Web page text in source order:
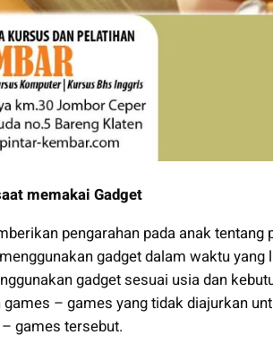
memakai Gadget
pengarahan pada anak tentang
gadget dalam waktu
gadget sesuai usia dan
– games yang tidak diajurkan
games tersebut.